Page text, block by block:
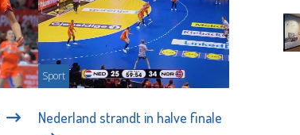
Sport
Nederland strandt in halve finale